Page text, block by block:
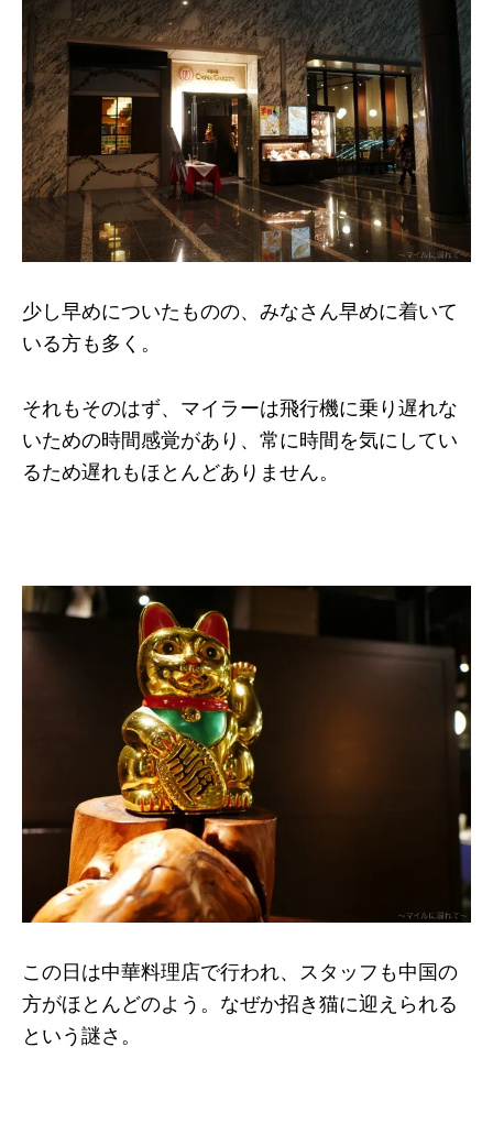
少し早めについたものの、みなさん早めに着いて
いる方も多く。
それもそのはず、マイラーは飛行機に乗り遅れな
いための時間感覚があり、常に時間を気にしてい
るため遅れもほとんどありません。
この日は中華料理店で行われ、スタッフも中国の
方がほとんどのよう。なぜか招き猫に迎えられる
という謎さ。